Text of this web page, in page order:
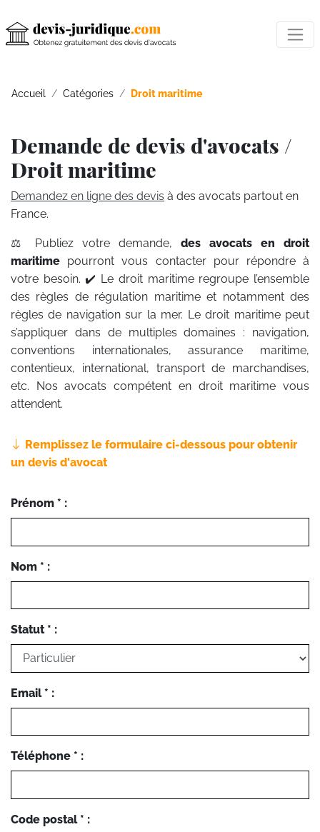
Accueil Catégories Droit maritime
Demande de devis d'avocats /
Droit maritime
Demandez en ligne des devis à des avocats partout en
France.
⚖️ Publiez votre demande, des avocats en droit
maritime pourront vous contacter pour répondre à
votre besoin. ✔️ Le droit maritime regroupe l’ensemble
des règles de régulation maritime et notamment des
règles de navigation sur la mer. Le droit maritime peut
s’appliquer dans de multiples domaines : navigation,
conventions internationales, assurance maritime,
contentieux, international, transport de marchandises,
etc. Nos avocats compétent en droit maritime vous
attendent.
Remplissez le formulaire ci-dessous pour obtenir
un devis d'avocat
Prénom * :
Nom * :
Statut * :
Email * :
Téléphone * :
Code postal * :